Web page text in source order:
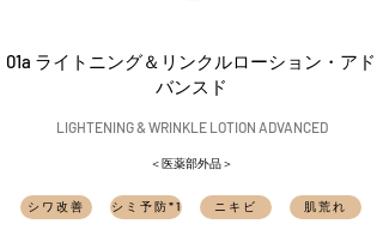
01a ライトニング＆リンクルローション・アド
バンスド
LIGHTENING & WRINKLE LOTION ADVANCED
＜医薬部外品＞
シワ改善 シミ予防*1 ニキビ 肌荒れ